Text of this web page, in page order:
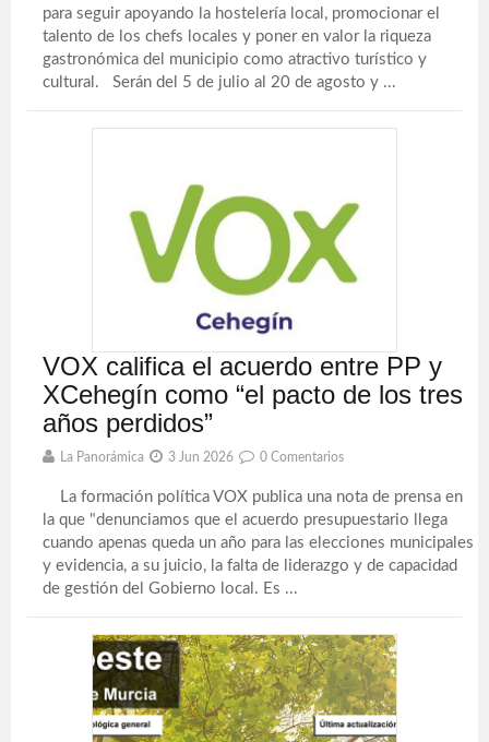
para seguir apoyando la hostelería local, promocionar el
talento de los chefs locales y poner en valor la riqueza
gastronómica del municipio como atractivo turístico y
cultural. Serán del 5 de julio al 20 de agosto y ...
VOX califica el acuerdo entre PP y
XCehegín como “el pacto de los tres
años perdidos”
La Panorámica 3 Jun 2026 0 Comentarios
La formación política VOX publica una nota de prensa en
la que "denunciamos que el acuerdo presupuestario llega
cuando apenas queda un año para las elecciones municipales
y evidencia, a su juicio, la falta de liderazgo y de capacidad
de gestión del Gobierno local. Es ...